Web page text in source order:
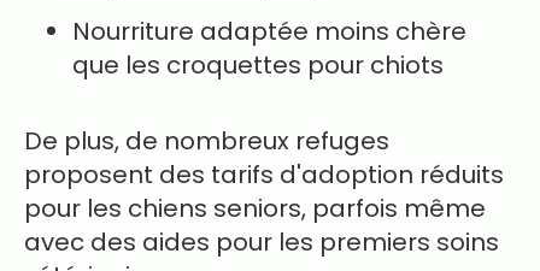
Nourriture adaptée moins chère
que les croquettes pour chiots
De plus, de nombreux refuges
proposent des tarifs d'adoption réduits
pour les chiens seniors, parfois même
avec des aides pour les premiers soins